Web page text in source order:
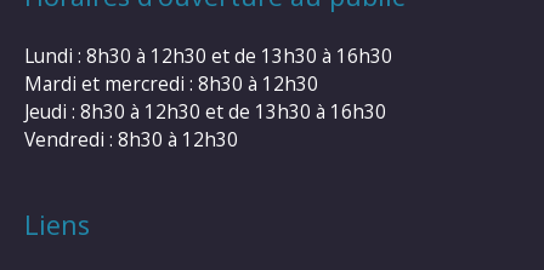
Lundi : 8h30 à 12h30 et de 13h30 à 16h30
Mardi et mercredi : 8h30 à 12h30
Jeudi : 8h30 à 12h30 et de 13h30 à 16h30
Vendredi : 8h30 à 12h30
Liens